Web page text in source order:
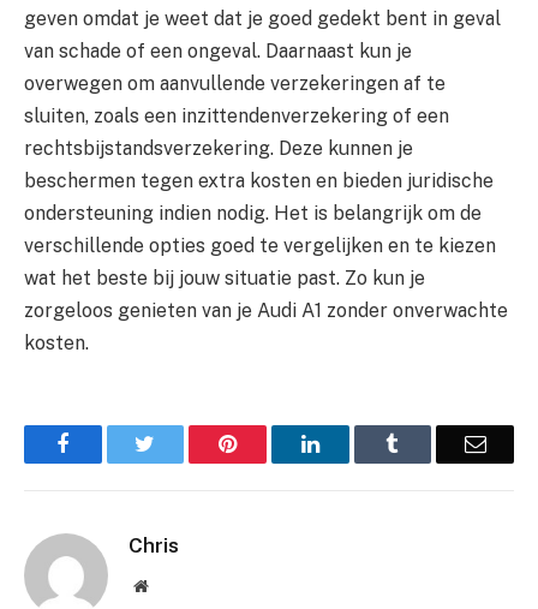
geven omdat je weet dat je goed gedekt bent in geval
van schade of een ongeval. Daarnaast kun je
overwegen om aanvullende verzekeringen af te
sluiten, zoals een inzittendenverzekering of een
rechtsbijstandsverzekering. Deze kunnen je
beschermen tegen extra kosten en bieden juridische
ondersteuning indien nodig. Het is belangrijk om de
verschillende opties goed te vergelijken en te kiezen
wat het beste bij jouw situatie past. Zo kun je
zorgeloos genieten van je Audi A1 zonder onverwachte
kosten.
Facebook Pinterest LinkedIn Email
Chris
Website